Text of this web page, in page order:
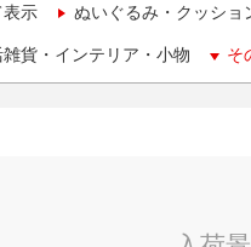
表示 ぬいぐるみ・クッショ
貨・インテリア・小物 そ